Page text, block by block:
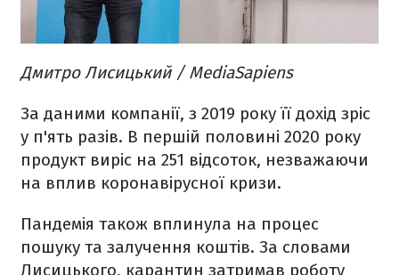
Дмитро Лисицький / MediaSapiens
За даними компанії, з 2019 року її дохід зріс
у п'ять разів. В першій половині 2020 року
продукт виріс на 251 відсоток, незважаючи
на вплив коронавірусної кризи.
Пандемія також вплинула на процес
пошуку та залучення коштів. За словами
Лисицького, карантин затримав роботу